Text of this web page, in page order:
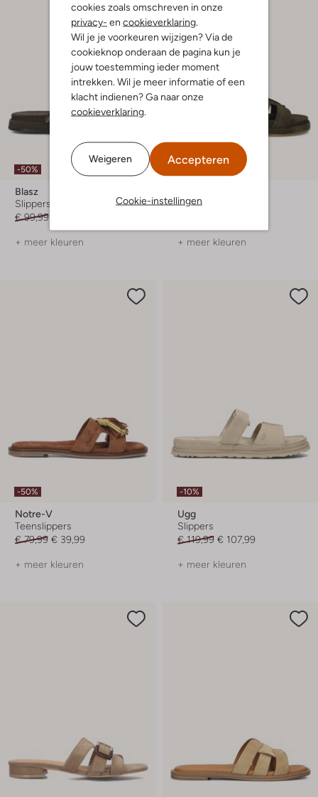
cookies zoals omschreven in onze
privacy- en cookieverklaring
Wil je je voorkeuren wijzigen? Via de
cookieknop onderaan de pagina kun je
jouw toestemming ieder moment
intrekken. Wil je meer informatie of een
klacht indienen? Ga naar onze
cookieverklaring
Weigeren Accepteren
Cookie-instellingen
-50%
Blasz
Slippers
€ 99,99
+ meer kleuren
-50%
Slippers
+ meer kleuren
-50%
Notre-V
Teenslippers
€ 79,99 € 39,99
+ meer kleuren
-10%
Ugg
Slippers
€ 119,99 € 107,99
+ meer kleuren